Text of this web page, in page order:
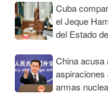
Cuba
el Jeque
del Estado
China acusa
aspiraciones
armas